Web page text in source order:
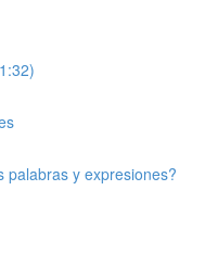
palabras y expresiones?